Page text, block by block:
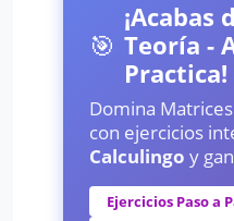
🎯
¡Acabas
Teoría -
Practica!
Domina
con ejercicios
Calculingo y
Ejercicios Paso a